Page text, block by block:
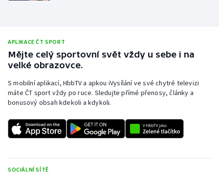
Rychlobruslení
Rychlostní kanoistika
Short track
Sportovní střelba
APLIKACE ČT SPORT
Mějte celý sportovní svět vždy u sebe i na
velké obrazovce.
S mobilní aplikací, HbbTV a apkou iVysílání ve své chytré televizi
máte ČT sport vždy po ruce. Sledujte přímé přenosy, články a
bonusový obsah kdekoli a kdykoli.
SOCIÁLNÍ SÍTĚ